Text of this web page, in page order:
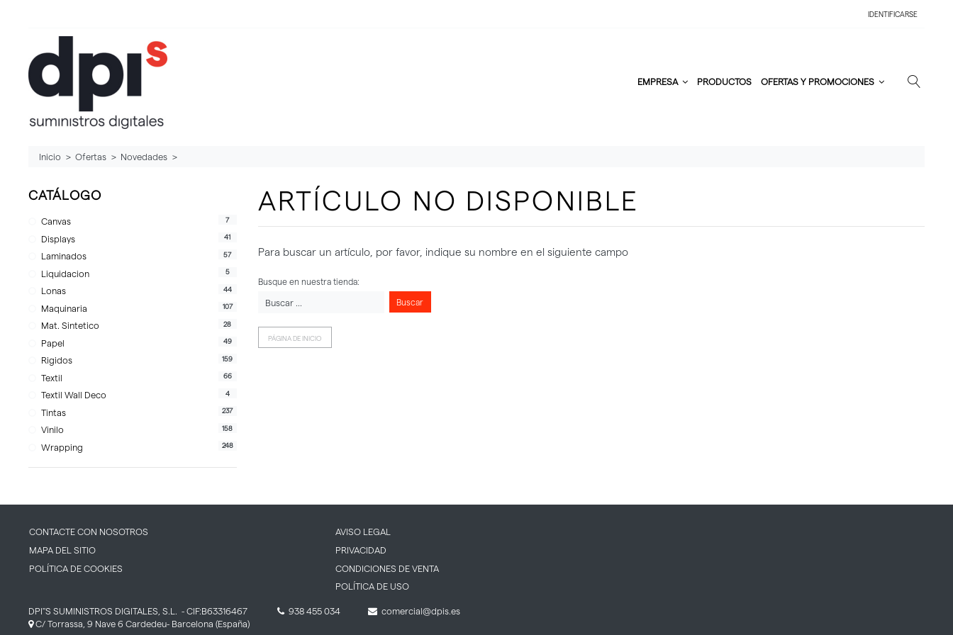
IDENTIFICARSE
EMPRESA PRODUCTOS OFERTAS Y PROMOCIONES
Inicio Ofertas Novedades
CATÁLOGO
Canvas 7
Displays 41
Laminados 57
Liquidacion 5
Lonas 44
Maquinaria 107
Mat. Sintetico 28
Papel 49
Rigidos 159
Textil 66
Textil Wall Deco 4
Tintas 237
Vinilo 158
Wrapping 248
ARTÍCULO NO DISPONIBLE
Para buscar un artículo, por favor, indique su nombre en el siguiente campo
Busque en nuestra tienda:
Buscar
PÁGINA DE INICIO
CONTACTE CON NOSOTROS
MAPA DEL SITIO
POLÍTICA DE COOKIES
AVISO LEGAL
PRIVACIDAD
CONDICIONES DE VENTA
POLÍTICA DE USO
DPI''S SUMINISTROS DIGITALES, S.L. - CIF:B63316467
C/ Torrassa, 9 Nave 6 Cardedeu- Barcelona (España)
938 455 034 comercial@dpis.es